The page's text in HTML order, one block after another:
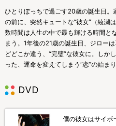
ひとりぼっちで過ごす20歳の誕生日。
の前に、突然キュートな“彼女”（綾瀬
数時間は人生の中で最も輝ける時間と
まう。1年後の21歳の誕生日、ジロー
どどこか違う、“完璧”な彼女に。しか
った、運命を変えてしまう“恋”の始まり
DVD
僕の彼女はサイボ